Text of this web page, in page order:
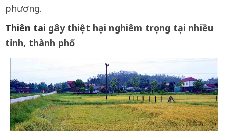
phương.
Thiên tai gây thiệt hại nghiêm trọng tại nhiều
tỉnh, thành phố